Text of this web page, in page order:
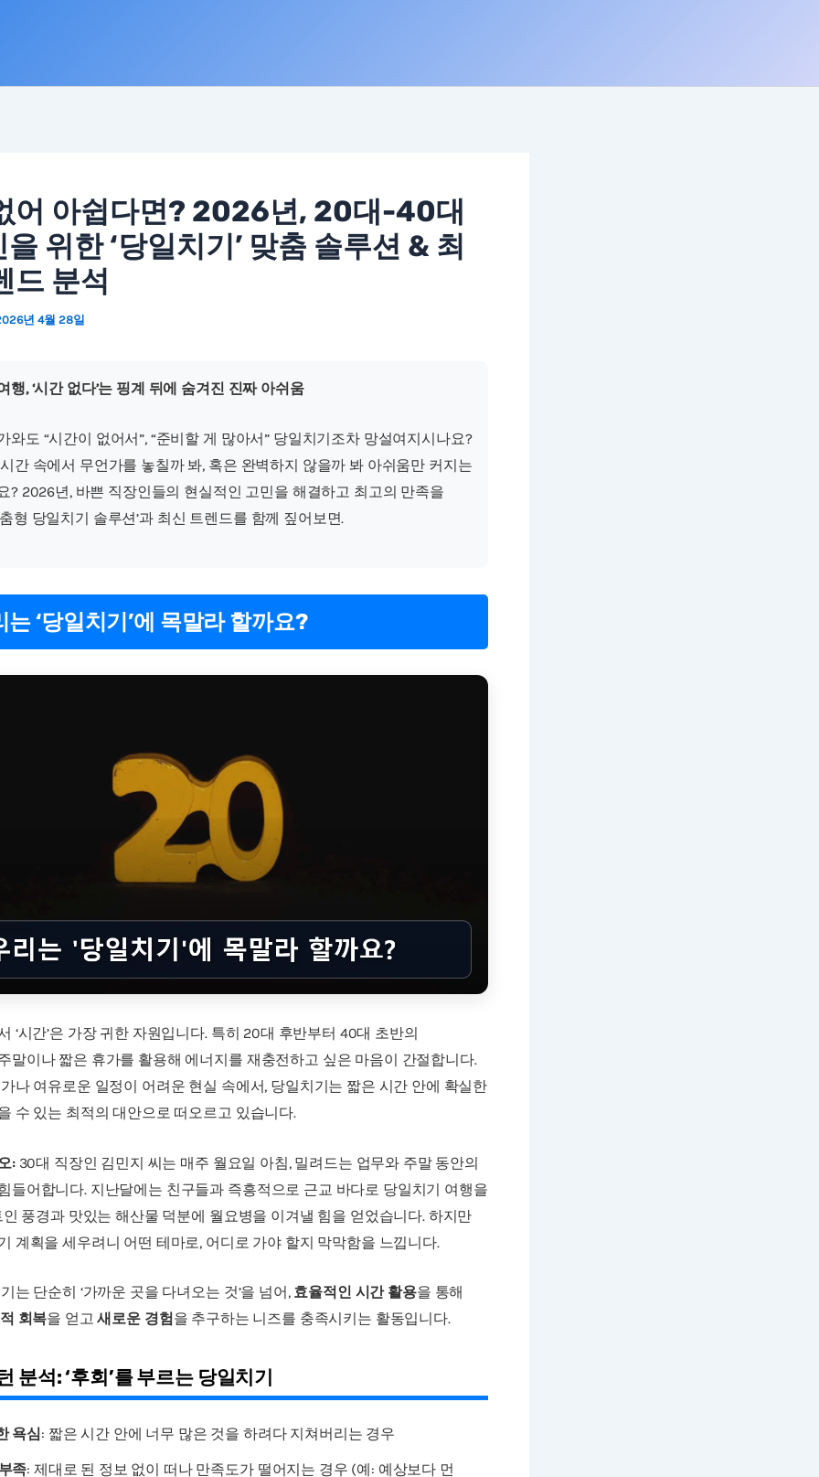
어 아쉽다면? 2026년, 20대-40대
위한 ‘당일치기’ 맞춤 솔루션 & 최
드 분석
년 4월 28일
행, ‘시간 없다’는 핑계 뒤에 숨겨진 진짜 아쉬움
와도 “시간이 없어서”, “준비할 게 많아서” 당일치기조차 망설여지시나요?
간 속에서 무언가를 놓칠까 봐, 혹은 완벽하지 않을까 봐 아쉬움만 커지는
? 2026년, 바쁜 직장인들의 현실적인 고민을 해결하고 최고의 만족을
형 당일치기 솔루션’과 최신 트렌드를 함께 짚어보면.
는 ‘당일치기’에 목말라 할까요?
‘시간’은 가장 귀한 자원입니다. 특히 20대 후반부터 40대 초반의
말이나 짧은 휴가를 활용해 에너지를 재충전하고 싶은 마음이 간절합니다.
나 여유로운 일정이 어려운 현실 속에서, 당일치기는 짧은 시간 안에 확실한
수 있는 최적의 대안으로 떠오르고 있습니다.
:30대 직장인 김민지 씨는 매주 월요일 아침, 밀려드는 업무와 주말 동안의
들어합니다. 지난달에는 친구들과 즉흥적으로 근교 바다로 당일치기 여행을
풍경과 맛있는 해산물 덕분에 월요병을 이겨낼 힘을 얻었습니다. 하지만
계획을 세우려니 어떤 테마로, 어디로 가야 할지 막막함을 느낍니다.
는 단순히 ‘가까운 곳을 다녀오는 것’을 넘어, 효율적인 시간 활용을 통해
회복을 얻고새로운 경험을 추구하는 니즈를 충족시키는 활동입니다.
분석: ‘후회’를 부르는 당일치기
욕심: 짧은 시간 안에 너무 많은 것을 하려다 지쳐버리는 경우
족: 제대로 된 정보 없이 떠나 만족도가 떨어지는 경우 (예: 예상보다 먼